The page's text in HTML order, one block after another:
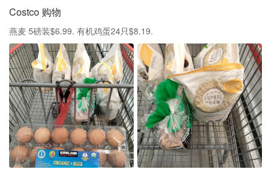
Costco 购物
燕麦 5磅装$6.99. 有机鸡蛋24只$8.19.